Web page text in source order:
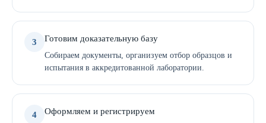
3 Готовим доказательную базу
Собираем документы, организуем отбор образцов и
испытания в аккредитованной лаборатории.
4 Оформляем и регистрируем